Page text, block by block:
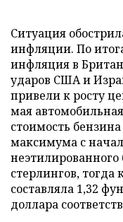
Ситуация
инфляции. По
инфляция в
ударов США и
привели к росту
мая
стоимость
максимума с
неэтилированного
стерлингов, тогда
составляла 1,32
доллара